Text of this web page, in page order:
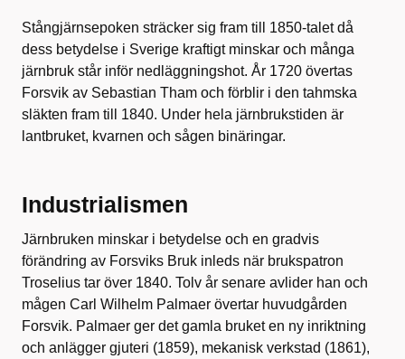
Stångjärnsepoken sträcker sig fram till 1850-talet då
dess betydelse i Sverige kraftigt minskar och många
järnbruk står inför nedläggningshot. År 1720 övertas
Forsvik av Sebastian Tham och förblir i den tahmska
släkten fram till 1840. Under hela järnbrukstiden är
lantbruket, kvarnen och sågen binäringar.
Industrialismen
Järnbruken minskar i betydelse och en gradvis
förändring av Forsviks Bruk inleds när brukspatron
Troselius tar över 1840. Tolv år senare avlider han och
mågen Carl Wilhelm Palmaer övertar huvudgården
Forsvik. Palmaer ger det gamla bruket en ny inriktning
och anlägger gjuteri (1859), mekanisk verkstad (1861),